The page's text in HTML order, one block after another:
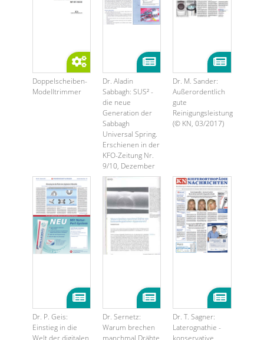
Doppelscheiben-
Modelltrimmer
Dr. Aladin
Sabbagh: SUS² -
die neue
Generation der
Sabbagh
Universal Spring.
Erschienen in der
KFO-Zeitung Nr.
9/10, Dezember
...
Dr. M. Sander:
Außerordentlich
gute
Reinigungsleistung
(© KN, 03/2017)
Dr. P. Geis:
Einstieg in die
Welt der digitalen
Dr. Sernetz:
Warum brechen
manchmal Drähte
Dr. T. Sagner:
Laterognathie -
konservative